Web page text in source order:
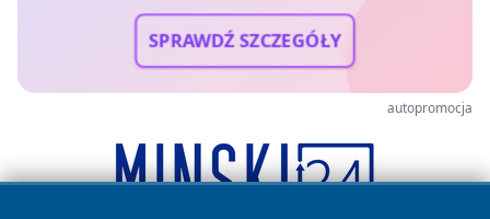
SPRAWDŹ SZCZEGÓŁY
autopromocja